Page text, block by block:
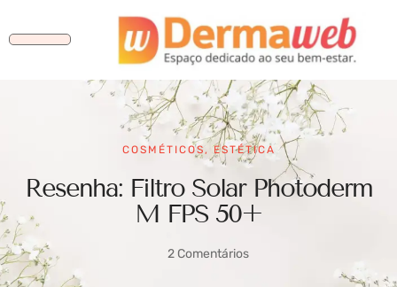
COSMÉTICOS ,ESTÉTICA
Resenha: Filtro Solar Photoderm
M FPS 50+
2 Comentários